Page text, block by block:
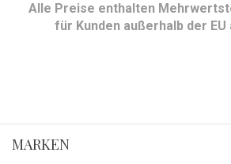
Alle Preise enthalten
für Kunden außerhalb der EU
MARKEN